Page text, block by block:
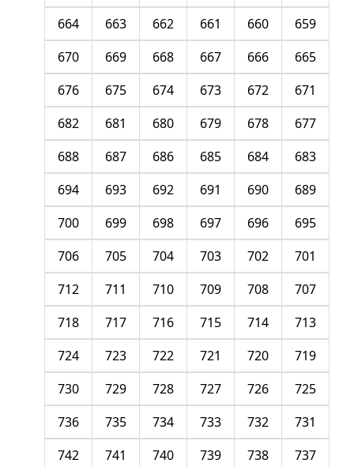
659
660
661
662
663
664
665
666
667
668
669
670
671
672
673
674
675
676
677
678
679
680
681
682
683
684
685
686
687
688
689
690
691
692
693
694
695
696
697
698
699
700
701
702
703
704
705
706
707
708
709
710
711
712
713
714
715
716
717
718
719
720
721
722
723
724
725
726
727
728
729
730
731
732
733
734
735
736
737
738
739
740
741
742